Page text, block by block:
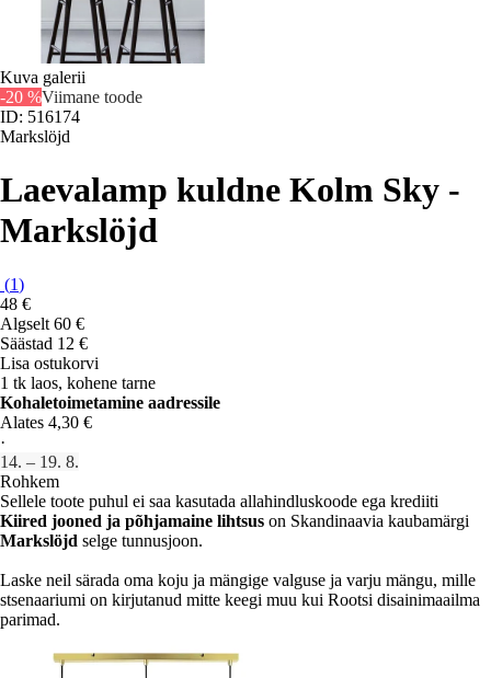
Kuva galerii
-20 %Viimane toode
ID: 516174
Markslöjd
Laevalamp kuldne Kolm Sky -
Markslöjd
(1)
48 €
Algselt 60 €
Säästad 12 €
Lisa ostukorvi
1 tk laos, kohene tarne
Kohaletoimetamine aadressile
Alates 4,30 €
·
14. – 19. 8.
Rohkem
Sellele toote puhul ei saa kasutada allahindluskoode ega krediiti
Kiired jooned ja põhjamaine lihtsus on Skandinaavia kaubamärgi
Markslöjd selge tunnusjoon.
Laske neil särada oma koju ja mängige valguse ja varju mängu, mille
stsenaariumi on kirjutanud mitte keegi muu kui Rootsi disainimaailma
parimad.